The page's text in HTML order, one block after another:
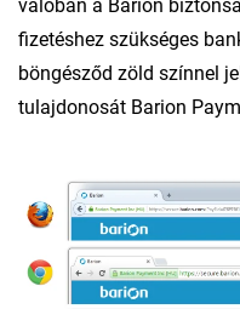
valóban a Barion
fizetéshez szükséges
böngésződ zöld színnel
tulajdonosát Barion